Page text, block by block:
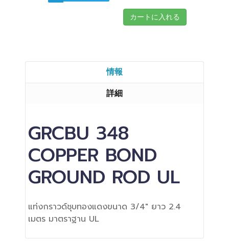
カートに入れる
情報
詳細
GRCBU 348
COPPER BOND
GROUND ROD UL
แท่งกราวด์ชุบทองแดงขนาด 3/4" ยาว 2.4
เมตร มาตราฐาน UL